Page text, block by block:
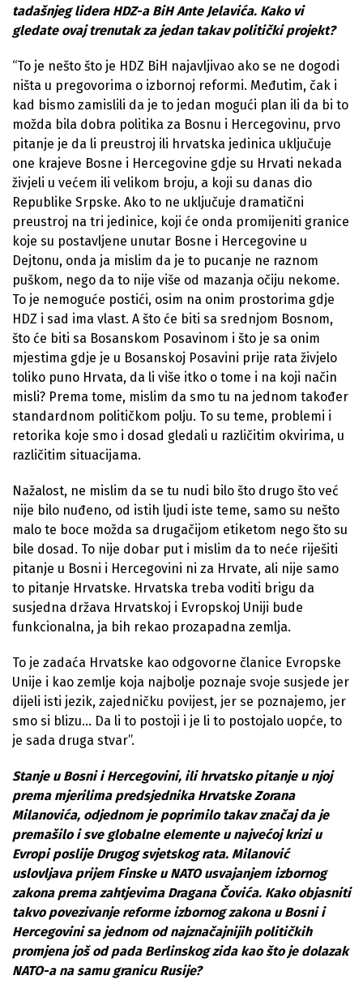
tadašnjeg lidera HDZ-a BiH Ante Jelavića. Kako vi
gledate ovaj trenutak za jedan takav politički projekt?
“To je nešto što je HDZ BiH najavljivao ako se ne dogodi
ništa u pregovorima o izbornoj reformi. Međutim, čak i
kad bismo zamislili da je to jedan mogući plan ili da bi to
možda bila dobra politika za Bosnu i Hercegovinu, prvo
pitanje je da li preustroj ili hrvatska jedinica uključuje
one krajeve Bosne i Hercegovine gdje su Hrvati nekada
živjeli u većem ili velikom broju, a koji su danas dio
Republike Srpske. Ako to ne uključuje dramatični
preustroj na tri jedinice, koji će onda promijeniti granice
koje su postavljene unutar Bosne i Hercegovine u
Dejtonu, onda ja mislim da je to pucanje ne raznom
puškom, nego da to nije više od mazanja očiju nekome.
To je nemoguće postići, osim na onim prostorima gdje
HDZ i sad ima vlast. A što će biti sa srednjom Bosnom,
što će biti sa Bosanskom Posavinom i što je sa onim
mjestima gdje je u Bosanskoj Posavini prije rata živjelo
toliko puno Hrvata, da li više itko o tome i na koji način
misli? Prema tome, mislim da smo tu na jednom također
standardnom političkom polju. To su teme, problemi i
retorika koje smo i dosad gledali u različitim okvirima, u
različitim situacijama.
Nažalost, ne mislim da se tu nudi bilo što drugo što već
nije bilo nuđeno, od istih ljudi iste teme, samo su nešto
malo te boce možda sa drugačijom etiketom nego što su
bile dosad. To nije dobar put i mislim da to neće riješiti
pitanje u Bosni i Hercegovini ni za Hrvate, ali nije samo
to pitanje Hrvatske. Hrvatska treba voditi brigu da
susjedna država Hrvatskoj i Evropskoj Uniji bude
funkcionalna, ja bih rekao prozapadna zemlja.
To je zadaća Hrvatske kao odgovorne članice Evropske
Unije i kao zemlje koja najbolje poznaje svoje susjede jer
dijeli isti jezik, zajedničku povijest, jer se poznajemo, jer
smo si blizu… Da li to postoji i je li to postojalo uopće, to
je sada druga stvar”.
Stanje u Bosni i Hercegovini, ili hrvatsko pitanje u njoj
prema mjerilima predsjednika Hrvatske Zorana
Milanovića, odjednom je poprimilo takav značaj da je
premašilo i sve globalne elemente u najvećoj krizi u
Evropi poslije Drugog svjetskog rata. Milanović
uslovljava prijem Finske u NATO usvajanjem izbornog
zakona prema zahtjevima Dragana Čovića. Kako objasniti
takvo povezivanje reforme izbornog zakona u Bosni i
Hercegovini sa jednom od najznačajnijih političkih
promjena još od pada Berlinskog zida kao što je dolazak
NATO-a na samu granicu Rusije?